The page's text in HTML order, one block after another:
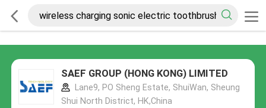
SAEF GROUP (HONG KONG) LIMITED
Lane9, PO Sheng Estate, ShuiWan, Sheung
Shui North District, HK,China